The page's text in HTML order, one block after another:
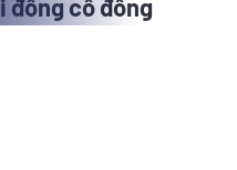
đồng cổ đông